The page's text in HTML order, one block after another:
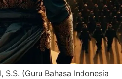
S.S. (Guru Bahasa Indonesia